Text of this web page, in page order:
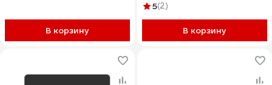
В корзину
5(2)
В корзину